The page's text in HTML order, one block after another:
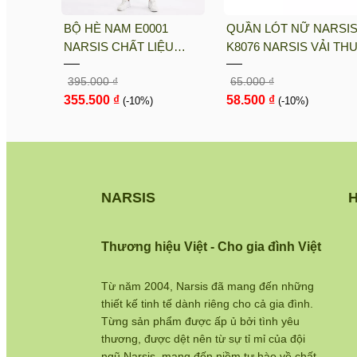
BỘ HÈ NAM E0001
NARSIS CHẤT LIỆU
THOÁNG MÁT, DỄ CHỊU,
THOẢI MÁI CẢ NGÀY, DỄ
VẬN ĐỘNG
395.000 ₫
355.500 ₫ (-10%)
QUẦN LÓT NỮ NARSIS
K8076 NARSIS VẢI
LẠNH THOÁNG MÁT,
COTTON THOẢI MÁI,
DÁNG TỐT, THO...
65.000 ₫
58.500 ₫ (-10%)
NARSIS
Từ năm 2004, Narsis đã mang đến những
thiết kế tinh tế dành riêng cho cả gia đình.
Từng sản phẩm được ấp ủ bởi tình yêu
thương, được dệt nên từ sự tỉ mỉ của đội
Thương hiệu Việt - Cho gia đình Việt